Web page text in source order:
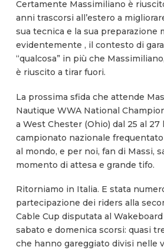
Certamente Massimiliano è
anni trascorsi all’estero a
sua tecnica e la sua preparazione
evidentemente , il contesto di
“qualcosa” in più che
è riuscito a tirar fuori.
La prossima sfida che attende
Nautique WWA National
a West Chester (Ohio) dal 25 al
campionato nazionale
al mondo, e per noi, fan di Massi,
momento di attesa e grande tifo.
Ritorniamo in Italia. E stata
partecipazione dei riders alla
Cable Cup disputata al
sabato e domenica scorsi: quasi
che hanno gareggiato divisi nelle